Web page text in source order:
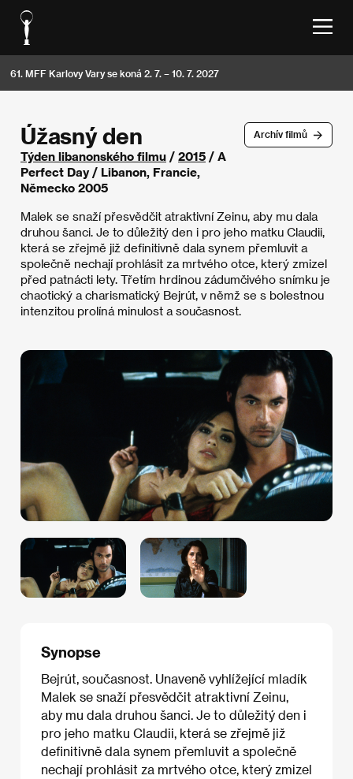
61. MFF Karlovy Vary se koná 2. 7. – 10. 7. 2027
Archív filmů
Úžasný den
Týden libanonského filmu / 2015 / A
Perfect Day / Libanon, Francie,
Německo 2005
Malek se snaží přesvědčit atraktivní Zeinu, aby mu dala
druhou šanci. Je to důležitý den i pro jeho matku Claudii,
která se zřejmě již definitivně dala synem přemluvit a
společně nechají prohlásit za mrtvého otce, který zmizel
před patnácti lety. Třetím hrdinou zádumčivého snímku je
chaotický a charismatický Bejrút, v němž se s bolestnou
intenzitou prolíná minulost a současnost.
Synopse
Bejrút, současnost. Unaveně vyhlížející mladík
Malek se snaží přesvědčit atraktivní Zeinu,
aby mu dala druhou šanci. Je to důležitý den i
pro jeho matku Claudii, která se zřejmě již
definitivně dala synem přemluvit a společně
nechají prohlásit za mrtvého otce, který zmizel